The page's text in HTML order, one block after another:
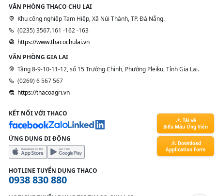
VĂN PHÒNG THACO CHU LAI
Khu công nghiệp Tam Hiệp, Xã Núi Thành, TP. Đà Nẵng.
(0235) 3567.161 -162 -163
https://www.thacochulai.vn
VĂN PHÒNG GIA LAI
Tầng 8-9-10-11-12, số 15 Trường Chinh, Phường Pleiku, Tỉnh Gia Lai.
(0269) 6 567 567
https://thacoagri.vn
KẾT NỐI VỚI THACO
ỨNG DỤNG DI ĐỘNG
HOTLINE TUYỂN DỤNG THACO
0938 830 880
Tải về
Biểu Mẫu Ứng Viên
Download
Application Form